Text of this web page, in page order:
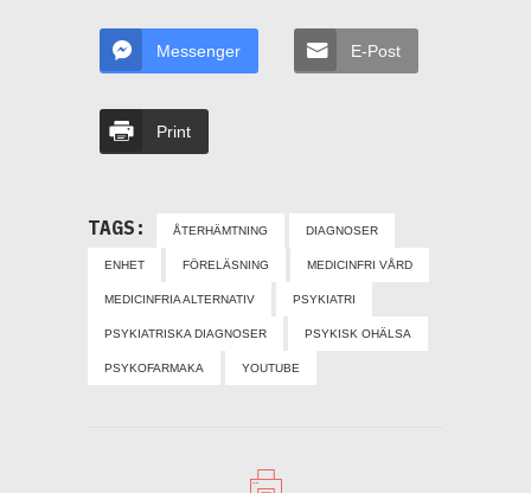
Messenger E-Post
Print
TAGS: ÅTERHÄMTNING DIAGNOSER
ENHET FÖRELÄSNING MEDICINFRI VÅRD
MEDICINFRIA ALTERNATIV PSYKIATRI
PSYKIATRISKA DIAGNOSER PSYKISK OHÄLSA
PSYKOFARMAKA YOUTUBE